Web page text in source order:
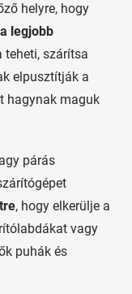
helyre, hogy
legjobb
teheti, szárítsa
elpusztítják a
hagynak maguk
párás
, hogy elkerülje a
vagy
puhák és